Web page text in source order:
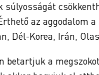
súlyosságát
az aggodalom
Dél-Korea, Irán,
betartjuk a